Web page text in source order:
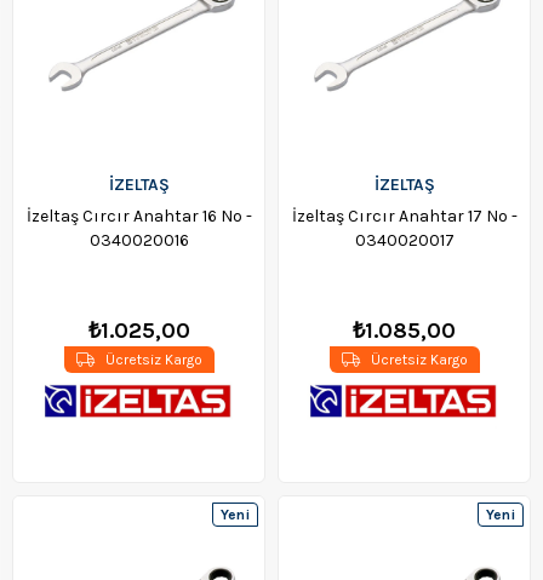
İZELTAŞ
İzeltaş Cırcır Anahtar 16 No -
0340020016
₺1.025,00
Ücretsiz Kargo
İZELTAŞ
İzeltaş Cırcır Anahtar 17 No -
0340020017
₺1.085,00
Ücretsiz Kargo
Yeni
Yeni